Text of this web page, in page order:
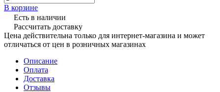
В корзине
Есть в наличии
Рассчитать доставку
Цена действительна только для интернет-магазина и может
отличаться от цен в розничных магазинах
Описание
Оплата
Доставка
Отзывы